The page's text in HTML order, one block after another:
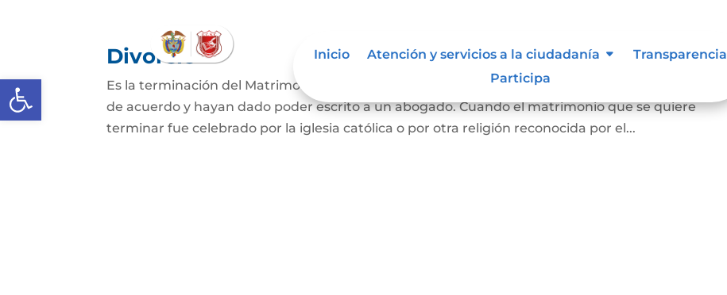
Abrir barra de herramientas
Inicio Atención y servicios a la ciudadanía
Transparencia
Participa
Divorcio
Es la terminación del Matrimonio Civil y se puede hace en notaría, siempre que las partes estén
de acuerdo y hayan dado poder escrito a un abogado. Cuando el matrimonio que se quiere
terminar fue celebrado por la iglesia católica o por otra religión reconocida por el...